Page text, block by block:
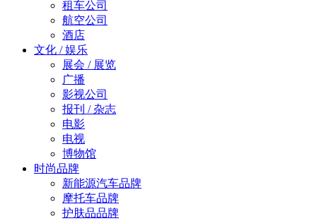
租车公司
航空公司
酒店
文化 / 娱乐
展会 / 展览
广播
影视公司
报刊 / 杂志
电影
电视
博物馆
时尚品牌
新能源汽车品牌
摩托车品牌
护肤品品牌